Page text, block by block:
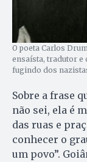
O poeta Carlos
ensaísta, tradutor e
fugindo dos
Sobre a frase
não sei, ela é
das ruas e
conhecer o
um povo”.